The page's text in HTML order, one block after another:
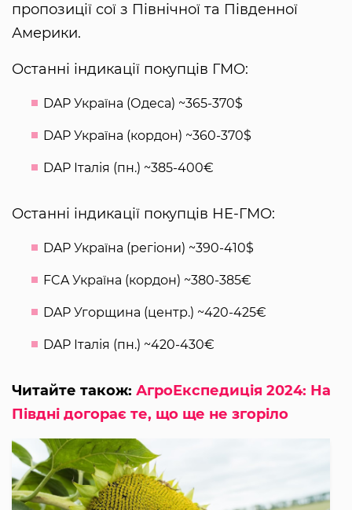
пропозиції сої з Північної та Південної
Америки.
Останні індикації покупців ГМО:
DAP Україна (Одеса) ~365-370$
DAP Україна (кордон) ~360-370$
DAP Італія (пн.) ~385-400€
Останні індикації покупців НЕ-ГМО:
DAP Україна (регіони) ~390-410$
FCA Україна (кордон) ~380-385€
DAP Угорщина (центр.) ~420-425€
DAP Італія (пн.) ~420-430€
Читайте також: АгроЕкспедиція 2024: На
Півдні догорає те, що ще не згоріло